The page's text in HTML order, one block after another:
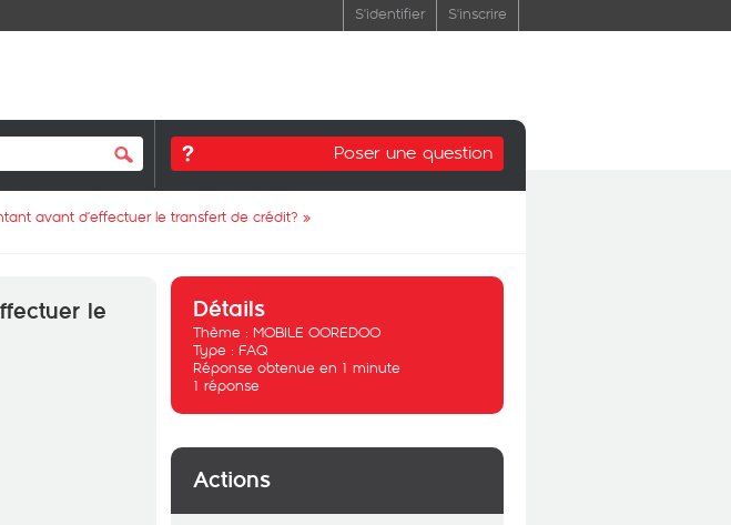
S'identifier S'inscrire
Poser une question
avant d’effectuer le transfert de crédit? »
le
Détails
Thème : MOBILE OOREDOO
Type : FAQ
Réponse obtenue en 1 minute
1 réponse
Actions